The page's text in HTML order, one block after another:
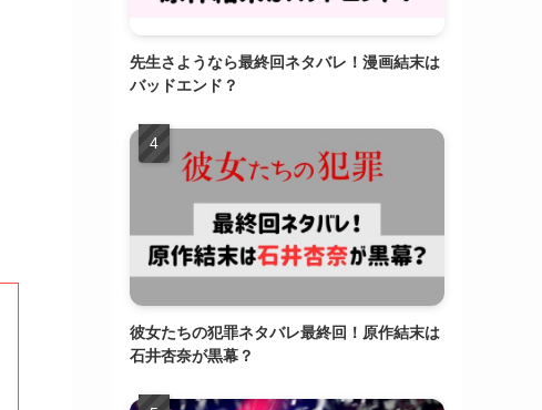
先生さようなら最終回ネタバレ！漫画結末は
バッドエンド？
彼女たちの犯罪ネタバレ最終回！原作結末は
石井杏奈が黒幕？